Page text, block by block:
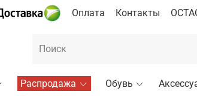
Оплата Контакты
Распродажа Обувь